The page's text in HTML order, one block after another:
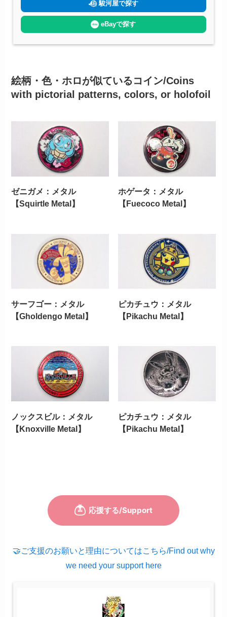
駿河屋で探す
eBayで探す
絵柄・色・ホロが似ているコイン/Coins
with pictorial patterns, colors, or holofoil
ゼニガメ：メタル
【Squirtle Metal】
ホゲータ：メタル
【Fuecoco Metal】
サーフゴー：メタル
【Gholdengo Metal】
ピカチュウ：メタル
【Pikachu Metal】
ノックスビル：メタル
【Knoxville Metal】
ピカチュウ：メタル
【Pikachu Metal】
🤝ご支援のお願いと理由についてはこちら/Find out why
we need your support here